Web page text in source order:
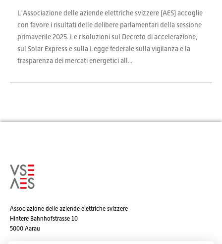
L'Associazione delle aziende elettriche svizzere (AES) accoglie
con favore i risultati delle delibere parlamentari della sessione
primaverile 2025. Le risoluzioni sul Decreto di accelerazione,
sul Solar Express e sulla Legge federale sulla vigilanza e la
trasparenza dei mercati energetici all...
Associazione delle aziende elettriche svizzere
Hintere Bahnhofstrasse 10
5000 Aarau